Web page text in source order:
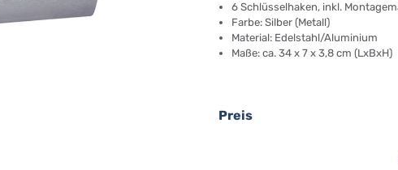
6 Schlüsselhaken, inkl.
Farbe: Silber (Metall)
Material: Edelstahl/Aluminium
Maße: ca. 34 x 7 x 3,8 cm (LxBxH)
Preis